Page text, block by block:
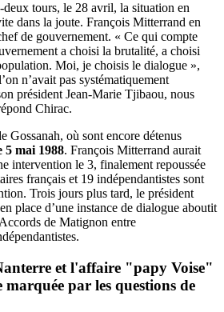
deux tours, le 28 avril, la situation en
dans la joute. François Mitterrand en
de gouvernement. « Ce qui compte
a choisi la brutalité, a choisi
Moi, je choisis le dialogue »,
n’avait pas systématiquement
président Jean-Marie Tjibaou, nous
Chirac.
Gossanah, où sont encore détenus
5 mai 1988. François Mitterrand aurait
intervention le 3, finalement repoussée
français et 19 indépendantistes sont
Trois jours plus tard, le président
place d’une instance de dialogue aboutit
de Matignon entre
et l'affaire "papy Voise"
marquée par les questions de